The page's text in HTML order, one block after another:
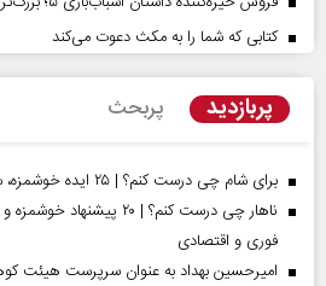
کتابی که شما را به مکث دعوت می‌کند
پربازدید پربحث
برای شام چی درست کنم؟ | ۲۵ ایده خوشمزه، ساده و فوری برای شام امشب
ناهار چی درست کنم؟ | ۲۰
فوری و اقتصادی
امیرحسین بهداد به عنوان سرپرست هیئت